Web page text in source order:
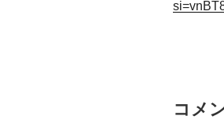
コメ